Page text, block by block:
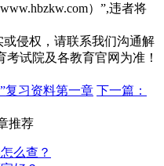
）”,违者将
侵权，请联系我们沟通解
试院及各教育官网为准！
复习资料第一章 下一篇：
推荐
么查？